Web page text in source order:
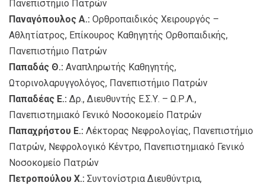
Πανεπιστήμιο Πατρών
Παναγόπουλος Α.: Ορθροπαιδικός Χειρουργός –
Αθλητίατρος, Επίκουρος Καθηγητής Ορθοπαιδικής,
Πανεπιστήμιο Πατρών
Παπαδάς Θ.: Αναπληρωτής Καθηγητής,
Ωτορινολαρυγγολόγος, Πανεπιστήμιο Πατρών
Παπαδέας Ε.: Δρ., Διευθυντής Ε.Σ.Υ. – Ω.Ρ.Λ.,
Πανεπιστημιακό Γενικό Νοσοκομείο Πατρών
Παπαχρήστου Ε.: Λέκτορας Νεφρολογίας, Πανεπιστήμιο
Πατρών, Νεφρολογικό Κέντρο, Πανεπιστημιακό Γενικό
Νοσοκομείο Πατρών
Πετροπούλου Χ.: Συντονίστρια Διευθύντρια,